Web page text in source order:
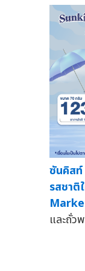
ซันคิสท์
รสชาติ
และถั่ว